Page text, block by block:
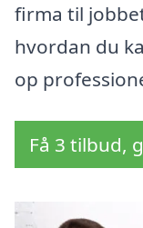
firma til
hvordan du
op
Få 3 tilbud,